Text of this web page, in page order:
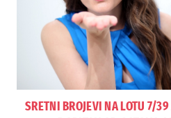
SRETNI BROJEVI NA LOTU 7/